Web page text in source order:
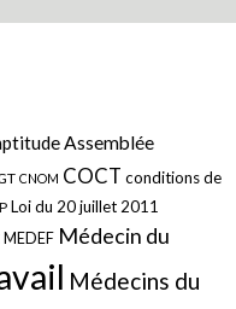
Assemblée
CNOM COCT conditions de
Loi du 20 juillet 2011
MEDEF Médecin du
Médecins du